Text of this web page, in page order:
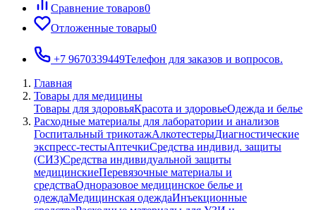
Сравнение товаров0
Отложенные товары0
+7 9670339449Телефон для заказов и вопросов.
Главная
Товары для медицины
Товары для здоровьяКрасота и здоровьеОдежда и белье
Расходные материалы для лаборатории и анализов
Госпитальный трикотажАлкотестерыДиагностические
экспресс-тестыАптечкиСредства индивид. защиты
(СИЗ)Средства индивидуальной защиты
медицинскиеПеревязочные материалы и
средстваОдноразовое медицинское белье и
одеждаМедицинская одеждаИнъекционные